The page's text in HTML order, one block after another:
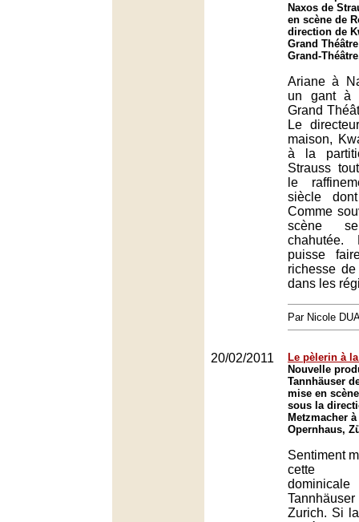
Naxos de
en scène de
direction de
Grand
Grand-
Ariane à
un gant à
Grand
Le
maison,
à la
Strauss
le
siècle
Comme
scène
puisse
richesse
dans les
Par Nicole
20/02/2011
Le pèlerin à
Nouvelle
Tannhäuser
mise en
sous la
Metzmacher
Opernhaus,
Sentiment
cette
Zurich. Si